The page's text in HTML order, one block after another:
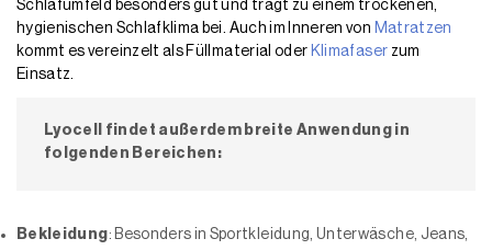
Schlafumfeld besonders gut und trägt zu einem trockenen,
hygienischen Schlafklima bei. Auch im Inneren von Matratzen
kommt es vereinzelt als Füllmaterial oder Klimafaser zum
Einsatz.
Lyocell findet außerdem breite Anwendung in
folgenden Bereichen:
Bekleidung: Besonders in Sportkleidung, Unterwäsche, Jeans,